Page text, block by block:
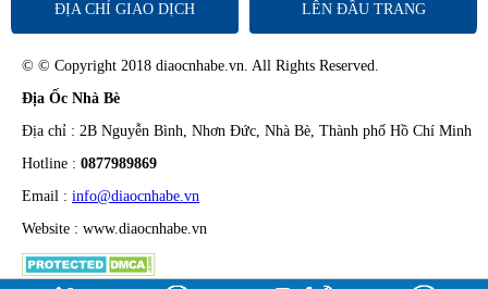
ĐỊA CHỈ GIAO DỊCH LÊN ĐẦU TRANG
© © Copyright 2018 diaocnhabe.vn. All Rights Reserved.
Địa Ốc Nhà Bè
Địa chỉ : 2B Nguyễn Bình, Nhơn Đức, Nhà Bè, Thành phố Hồ Chí Minh
Hotline : 0877989869
Email : info@diaocnhabe.vn
Website : www.diaocnhabe.vn